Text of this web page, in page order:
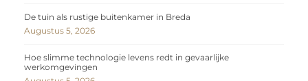
De tuin als rustige buitenkamer in Breda
Augustus 5, 2026
Hoe slimme technologie levens redt in gevaarlijke
werkomgevingen